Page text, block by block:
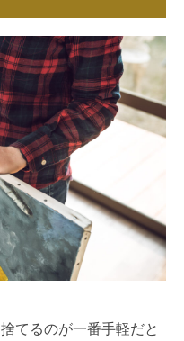
てるのが一番手軽だと